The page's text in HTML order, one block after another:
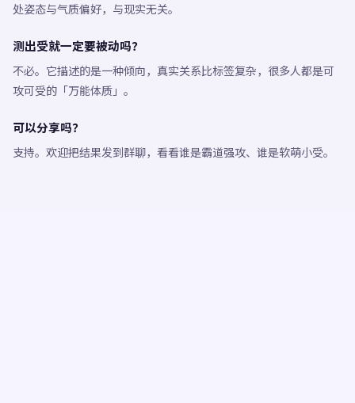
处姿态与气质偏好，与现实无关。
测出受就一定要被动吗？
不必。它描述的是一种倾向，真实关系比标签复杂，很多人都是可
攻可受的「万能体质」。
可以分享吗？
支持。欢迎把结果发到群聊，看看谁是霸道强攻、谁是软萌小受。